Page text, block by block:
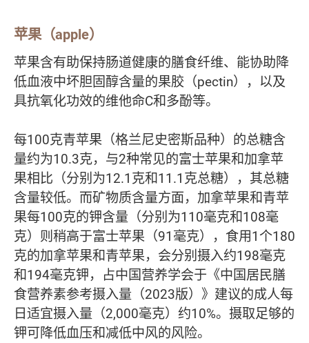
苹果（apple）
苹果含有助保持肠道健康的膳食纤维、能协助降
低血液中坏胆固醇含量的果胶（pectin），以及
具抗氧化功效的维他命C和多酚等。
每100克青苹果（格兰尼史密斯品种）的总糖含
量约为10.3克，与2种常见的富士苹果和加拿苹
果相比（分别为12.1克和11.1克总糖），其总糖
含量较低。而矿物质含量方面，加拿苹果和青苹
果每100克的钾含量（分别为110毫克和108毫
克）则稍高于富士苹果（91毫克），食用1个180
克的加拿苹果和青苹果，会分别摄入约198毫克
和194毫克钾，占中国营养学会于《中国居民膳
食营养素参考摄入量（2023版）》建议的成人每
日适宜摄入量（2,000毫克）约10%。摄取足够的
钾可降低血压和减低中风的风险。